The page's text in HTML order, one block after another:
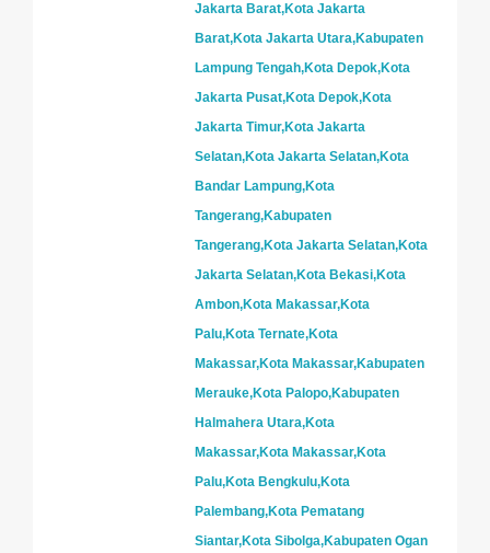
Jakarta Barat,Kota Jakarta
Barat,Kota Jakarta Utara,Kabupaten
Lampung Tengah,Kota Depok,Kota
Jakarta Pusat,Kota Depok,Kota
Jakarta Timur,Kota Jakarta
Selatan,Kota Jakarta Selatan,Kota
Bandar Lampung,Kota
Tangerang,Kabupaten
Tangerang,Kota Jakarta Selatan,Kota
Jakarta Selatan,Kota Bekasi,Kota
Ambon,Kota Makassar,Kota
Palu,Kota Ternate,Kota
Makassar,Kota Makassar,Kabupaten
Merauke,Kota Palopo,Kabupaten
Halmahera Utara,Kota
Makassar,Kota Makassar,Kota
Palu,Kota Bengkulu,Kota
Palembang,Kota Pematang
Siantar,Kota Sibolga,Kabupaten Ogan